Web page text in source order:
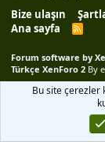
Bize ulaşın
Ana sayfa
R
Forum software by
Türkçe XenForo 2 By
Bu site çerezler